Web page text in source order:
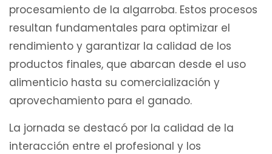
procesamiento de la algarroba. Estos procesos
resultan fundamentales para optimizar el
rendimiento y garantizar la calidad de los
productos finales, que abarcan desde el uso
alimenticio hasta su comercialización y
aprovechamiento para el ganado.
La jornada se destacó por la calidad de la
interacción entre el profesional y los